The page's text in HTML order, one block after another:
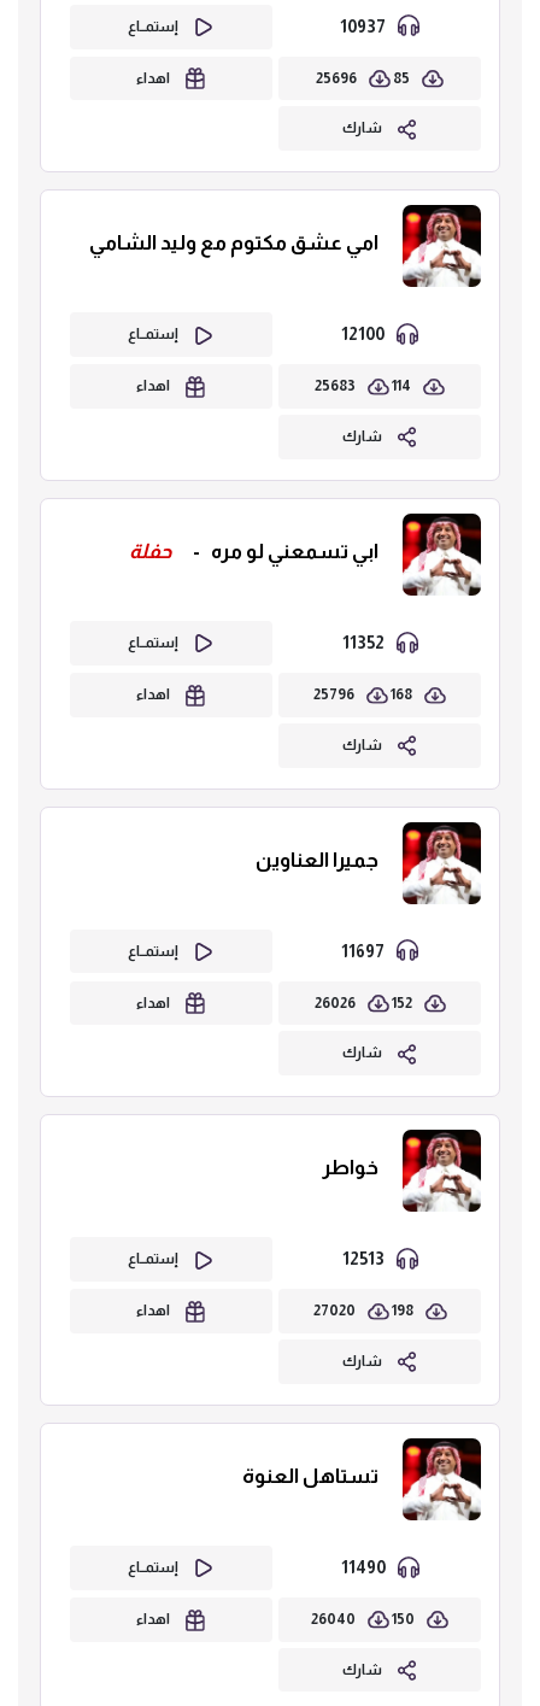
إستمــاع
85
25696 اهداء
شارك
امي عشق مكتوم مع وليد الشامي
إستمــاع
114
25683 اهداء
شارك
ابي تسمعني لو مره - حفلة
إستمــاع
168
25796 اهداء
شارك
جميرا العناوين
إستمــاع
152
26026 اهداء
شارك
خواطر
إستمــاع
198
27020 اهداء
شارك
تستاهل العنوة
11490 إستمــاع
150
26040 اهداء
شارك